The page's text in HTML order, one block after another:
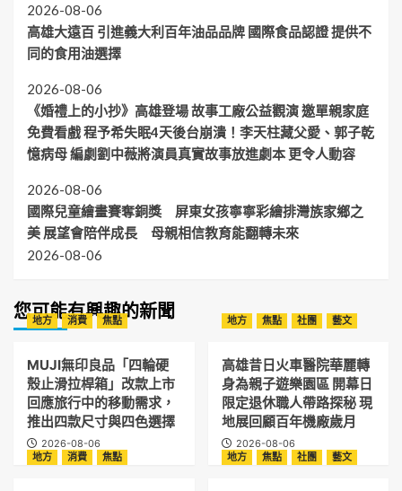
2026-08-06
高雄大遠百 引進義大利百年油品品牌 國際食品認證 提供不
同的食用油選擇
2026-08-06
《婚禮上的小抄》高雄登場 故事工廠公益觀演 邀單親家庭
免費看戲 程予希失眠4天後台崩潰！李天柱藏父愛、郭子乾
憶病母 編劇劉中薇將演員真實故事放進劇本 更令人動容
2026-08-06
國際兒童繪畫賽奪銅獎 屏東女孩寧寧彩繪排灣族家鄉之
美 展望會陪伴成長 母親相信教育能翻轉未來
2026-08-06
您可能有興趣的新聞
地方 消費 焦點
MUJI無印良品「四輪硬
殼止滑拉桿箱」改款上市
回應旅行中的移動需求，
推出四款尺寸與四色選擇
2026-08-06
地方 焦點 社團 藝文
高雄昔日火車醫院華麗轉
身為親子遊樂園區 開幕日
限定退休職人帶路探秘 現
地展回顧百年機廠歲月
2026-08-06
地方
消費 焦點 地方 焦點 社團 藝文